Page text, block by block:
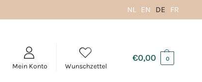
NL EN DE FR
Mein Konto Wunschzettel
€0,00 0